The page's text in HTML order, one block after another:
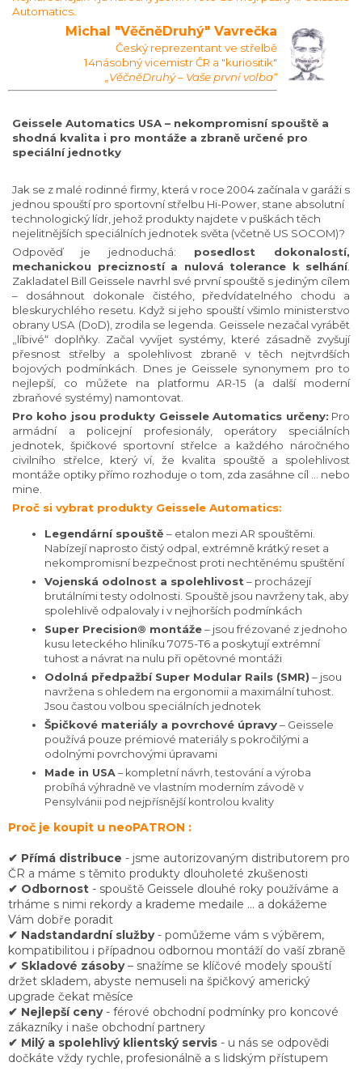
Automatics.
Michal "VěčněDruhý" Vavrečka
Český reprezentant ve střelbě
14násobný vicemistr ČR a "kuriositik"
„VěčněDruhý – Vaše první volba“
Geissele Automatics USA – nekompromisní spouště a
shodná kvalita i pro montáže a zbraně určené pro
speciální jednotky
Jak se z malé rodinné firmy, která v roce 2004 začínala v garáži s
jednou spouští pro sportovní střelbu Hi-Power, stane absolutní
technologický lídr, jehož produkty najdete v puškách těch
nejelitnějších speciálních jednotek světa (včetně US SOCOM)?
Odpověď je jednoduchá: posedlost dokonalostí,
mechanickou precizností a nulová tolerance k selhání.
Zakladatel Bill Geissele navrhl své první spouště s jediným cílem
– dosáhnout dokonale čistého, předvídatelného chodu a
bleskurychlého resetu. Když si jeho spouští všimlo ministerstvo
obrany USA (DoD), zrodila se legenda. Geissele nezačal vyrábět
„líbivé“ doplňky. Začal vyvíjet systémy, které zásadně zvyšují
přesnost střelby a spolehlivost zbraně v těch nejtvrdších
bojových podmínkách. Dnes je Geissele synonymem pro to
nejlepší, co můžete na platformu AR-15 (a další moderní
zbraňové systémy) namontovat.
Pro koho jsou produkty Geissele Automatics určeny: Pro
armádní a policejní profesionály, operátory speciálních
jednotek, špičkové sportovní střelce a každého náročného
civilního střelce, který ví, že kvalita spouště a spolehlivost
montáže optiky přímo rozhoduje o tom, zda zasáhne cíl ... nebo
mine.
Proč si vybrat produkty Geissele Automatics:
Legendární spouště – etalon mezi AR spouštěmi.
Nabízejí naprosto čistý odpal, extrémně krátký reset a
nekompromisní bezpečnost proti nechtěnému spuštění
Vojenská odolnost a spolehlivost– procházejí
brutálními testy odolnosti. Spouště jsou navrženy tak, aby
spolehlivě odpalovaly i v nejhorších podmínkách
Super Precision® montáže– jsou frézované z jednoho
kusu leteckého hliníku 7075-T6 a poskytují extrémní
tuhost a návrat na nulu při opětovné montáži
Odolná předpažbí Super Modular Rails (SMR) – jsou
navržena s ohledem na ergonomii a maximální tuhost.
Jsou častou volbou speciálních jednotek
Špičkové materiály a povrchové úpravy– Geissele
používá pouze prémiové materiály s pokročilými a
odolnými povrchovými úpravami
Made in USA – kompletní návrh, testování a výroba
probíhá výhradně ve vlastním moderním závodě v
Pensylvánii pod nejpřísnější kontrolou kvality
Proč je koupit u neoPATRON :
✔ Přímá distribuce - jsme autorizovaným distributorem pro
ČR a máme s těmito produkty dlouholeté zkušenosti
✔ Odbornost - spouště Geissele dlouhé roky používáme a
trháme s nimi rekordy a krademe medaile ... a dokážeme
Vám dobře poradit
✔ Nadstandardní služby- pomůžeme vám s výběrem,
kompatibilitou i případnou odbornou montáží do vaší zbraně
✔ Skladové zásoby– snažíme se klíčové modely spouští
držet skladem, abyste nemuseli na špičkový americký
upgrade čekat měsíce
✔ Nejlepší ceny- férové obchodní podmínky pro koncové
zákazníky i naše obchodní partnery
✔ Milý a spolehlivý klientský servis - u nás se odpovědi
dočkáte vždy rychle, profesionálně a s lidským přístupem